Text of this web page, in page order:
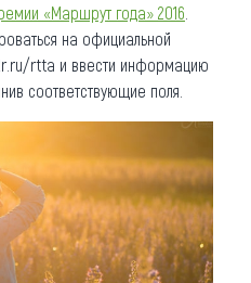
«Маршрут года» 2016
на официальной
rtta и ввести информацию
соответствующие поля.